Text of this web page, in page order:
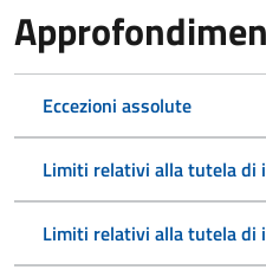
Eccezioni assolute
Limiti relativi alla tutela di
Limiti relativi alla tutela di